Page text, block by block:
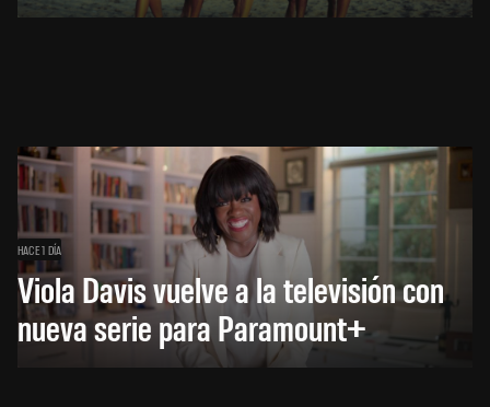
HACE 1 DÍA
Viola Davis vuelve a la televisión con
nueva serie para Paramount+